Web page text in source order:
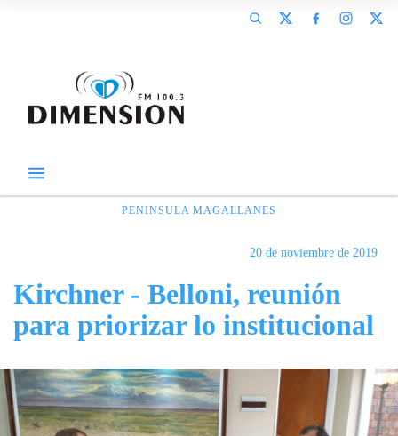
PENINSULA MAGALLANES
20 de noviembre de 2019
Kirchner - Belloni, reunión
para priorizar lo institucional